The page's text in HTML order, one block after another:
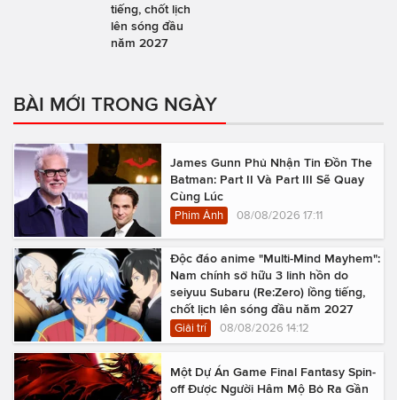
tiếng, chốt lịch
lên sóng đầu
năm 2027
BÀI MỚI TRONG NGÀY
James Gunn Phủ Nhận Tin Đồn The
Batman: Part II Và Part III Sẽ Quay
Cùng Lúc
Phim Ảnh 08/08/2026 17:11
Độc đáo anime "Multi-Mind Mayhem":
Nam chính sở hữu 3 linh hồn do
seiyuu Subaru (Re:Zero) lồng tiếng,
chốt lịch lên sóng đầu năm 2027
Giải trí 08/08/2026 14:12
Một Dự Án Game Final Fantasy Spin-
off Được Người Hâm Mộ Bỏ Ra Gần